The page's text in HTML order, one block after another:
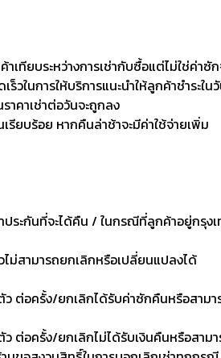
เทียบระหว่างการเช่ากับซื้อแต่ไม่ใช่ค่าซั
ในการให้บริการแนะนำให้ลูกค้าชำระ
าคาเช่าต่อวันจะถูกลง
ยบร้อย หากคืนล่าช้าจะมีค่าใช้จ่ายเพิ่ม
ะกันที่จะได้คืน / ในกรณีที่ลูกค้าอยู่กรุง
ม่สามารถยกเลิกหรือเปลี่ยนแปลงได้
อครั้ง/ยกเลิกได้รับค่าซักคืนหรือสามา
อครั้ง/ยกเลิกไม่ได้รับเงินคืนหรือสาม